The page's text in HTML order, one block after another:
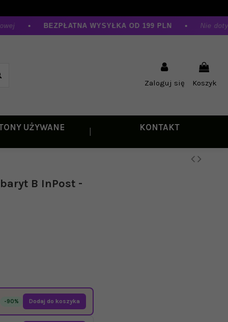
BEZPŁATNA WYSYŁKA OD 199 PLN Nie
Zaloguj się Koszyk
UŻYWANE KONTAKT
B InPost -
-90% Dodaj do koszyka